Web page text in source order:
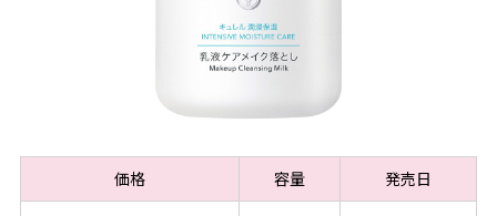
価格 容量
発売日